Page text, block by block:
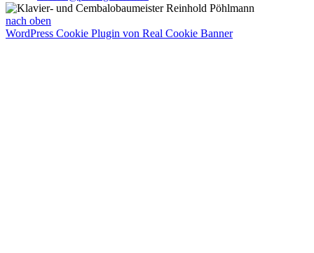
nach oben
WordPress Cookie Plugin von Real Cookie Banner